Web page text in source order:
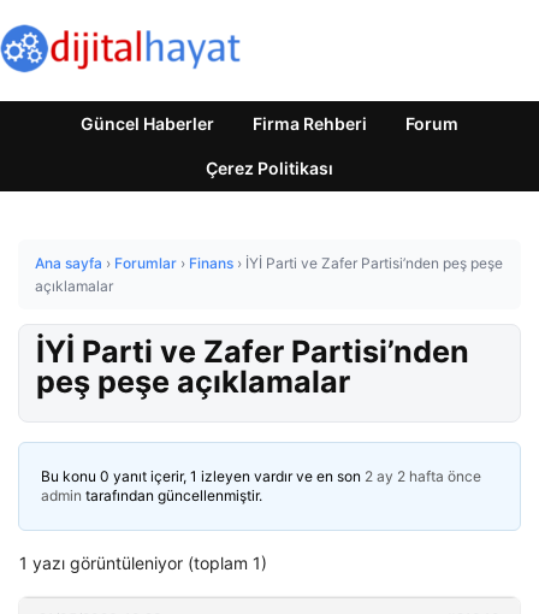
Güncel Haberler Firma Rehberi Forum
Çerez Politikası
Ana sayfa › Forumlar › Finans › İYİ Parti ve Zafer Partisi’nden peş peşe
açıklamalar
İYİ Parti ve Zafer Partisi’nden
peş peşe açıklamalar
Bu konu 0 yanıt içerir, 1 izleyen vardır ve en son 2 ay 2 hafta önce
admin tarafından güncellenmiştir.
1 yazı görüntüleniyor (toplam 1)